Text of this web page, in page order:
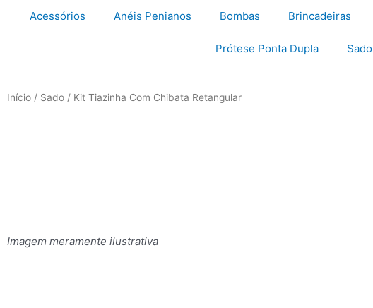
o
g
Acessórios Anéis Penianos Bombas Brincadeiras
Prótese Ponta Dupla Sado
Início / Sado / Kit Tiazinha Com Chibata Retangular
Imagem meramente ilustrativa